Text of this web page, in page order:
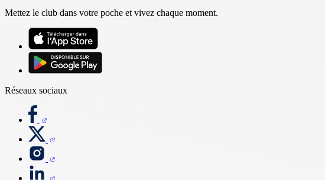
Mettez le club dans votre poche et vivez chaque moment.
Réseaux sociaux